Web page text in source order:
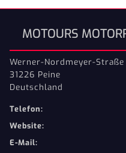
MOTOURS
Werner-Nordmeyer-Straße
31226 Peine
Deutschland
Telefon:
Website:
E-Mail: